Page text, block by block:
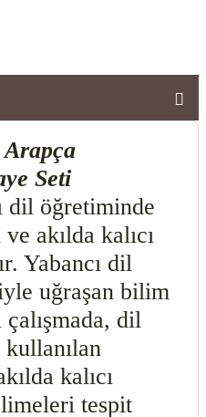
Seti
dil öğretiminde
akılda kalıcı
Yabancı dil
uğraşan bilim
çalışmada, dil
kullanılan
kalıcı
tespit